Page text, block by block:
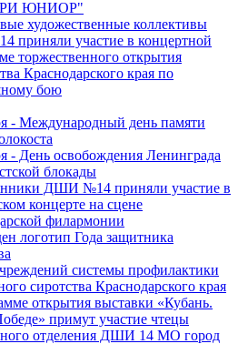
ЮНИОР"
художественные коллективы
участие в концертной
торжественного открытия
Краснодарского края по
бою
- Международный день памяти
- День освобождения Ленинграда
блокады
ДШИ №14 приняли участие в
концерте на сцене
филармонии
логотип Года защитника
системы профилактики
сиротства Краснодарского края
открытия выставки «Кубань.
примут участие чтецы
отделения ДШИ 14 МО город